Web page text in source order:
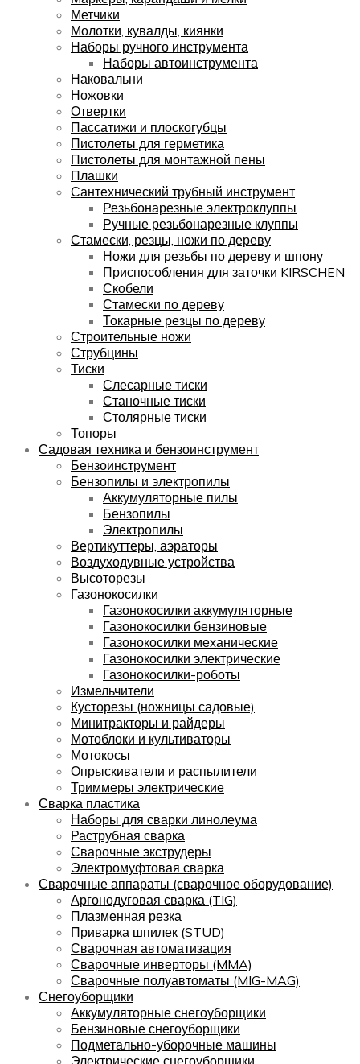
Метчики
Молотки, кувалды, киянки
Наборы ручного инструмента
Наборы автоинструмента
Наковальни
Ножовки
Отвертки
Пассатижи и плоскогубцы
Пистолеты для герметика
Пистолеты для монтажной пены
Плашки
Сантехнический трубный инструмент
Резьбонарезные электроклуппы
Ручные резьбонарезные клуппы
Стамески, резцы, ножи по дереву
Ножи для резьбы по дереву и шпону
Приспособления для заточки KIRSCHEN
Скобели
Стамески по дереву
Токарные резцы по дереву
Строительные ножи
Струбцины
Тиски
Слесарные тиски
Станочные тиски
Столярные тиски
Топоры
Садовая техника и бензоинструмент
Бензоинструмент
Бензопилы и электропилы
Аккумуляторные пилы
Бензопилы
Электропилы
Вертикуттеры, аэраторы
Воздуходувные устройства
Высоторезы
Газонокосилки
Газонокосилки аккумуляторные
Газонокосилки бензиновые
Газонокосилки механические
Газонокосилки электрические
Газонокосилки-роботы
Измельчители
Кусторезы (ножницы садовые)
Минитракторы и райдеры
Мотоблоки и культиваторы
Мотокосы
Опрыскиватели и распылители
Триммеры электрические
Сварка пластика
Наборы для сварки линолеума
Раструбная сварка
Сварочные экструдеры
Электромуфтовая сварка
Сварочные аппараты (сварочное оборудование)
Аргонодуговая сварка (TIG)
Плазменная резка
Приварка шпилек (STUD)
Сварочная автоматизация
Сварочные инверторы (MMA)
Сварочные полуавтоматы (MIG-MAG)
Снегоуборщики
Аккумуляторные снегоуборщики
Бензиновые снегоуборщики
Подметально-уборочные машины
Электрические снегоуборщики